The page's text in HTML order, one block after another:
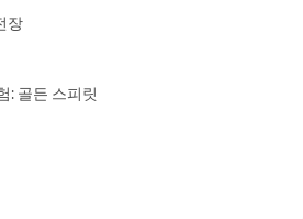
장
: 골든 스피릿